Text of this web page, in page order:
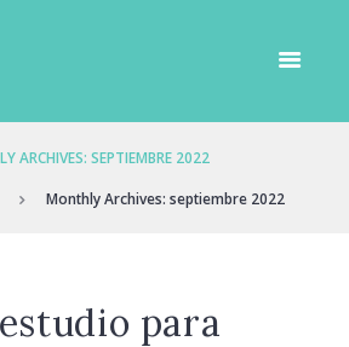
ARCHIVES: SEPTIEMBRE 2022
Monthly Archives: septiembre 2022
para